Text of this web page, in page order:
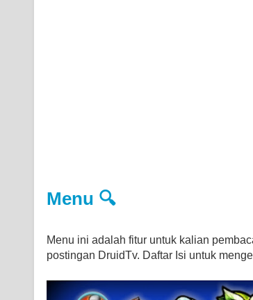
Menu 🔍
Menu ini adalah fitur untuk kalian
postingan DruidTv. Daftar Isi untuk